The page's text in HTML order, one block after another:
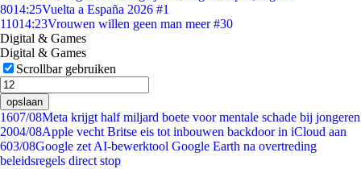
8014:25Vuelta a España 2026 #1
11014:23Vrouwen willen geen man meer #30
Digital & Games
Digital & Games
Scrollbar gebruiken
opslaan
1607/08Meta krijgt half miljard boete voor mentale schade bij jongeren
2004/08Apple vecht Britse eis tot inbouwen backdoor in iCloud aan
603/08Google zet AI-bewerktool Google Earth na overtreding
beleidsregels direct stop